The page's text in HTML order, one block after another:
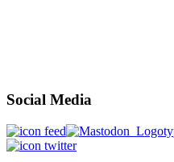
Social Media